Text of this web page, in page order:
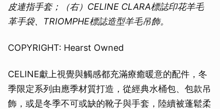
皮連指手套；（右）CELINE CLARA標誌印花羊毛
革手袋、TRIOMPHE標誌造型羊毛吊飾。
COPYRIGHT: Hearst Owned
CELINE獻上視覺與觸感都充滿療癒暖意的配件，冬
季限定系列由應季材質打造，從經典水桶包、包款吊
飾，或是冬季不可或缺的靴子與手套，陸續被蓬鬆柔